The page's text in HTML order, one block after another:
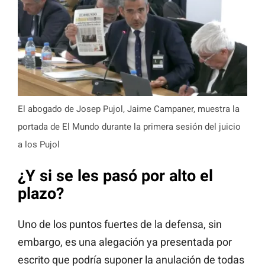
El abogado de Josep Pujol, Jaime Campaner, muestra la
portada de El Mundo durante la primera sesión del juicio
a los Pujol
¿Y si se les pasó por alto el
plazo?
Uno de los puntos fuertes de la defensa, sin
embargo, es una alegación ya presentada por
escrito que podría suponer la anulación de todas